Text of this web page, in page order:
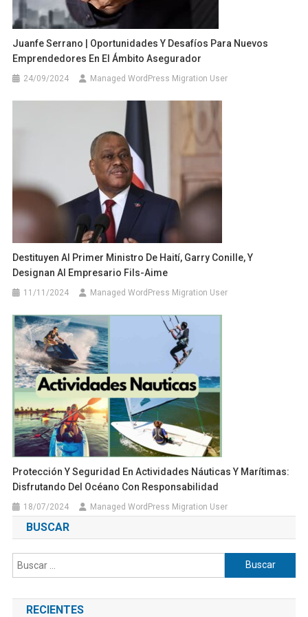
Juanfe Serrano | Oportunidades Y Desafíos Para Nuevos
Emprendedores En El Ámbito Asegurador
24/09/2024 Managed WordPress Migration User
Destituyen Al Primer Ministro De Haití, Garry Conille, Y
Designan Al Empresario Fils-Aime
11/11/2024 Managed WordPress Migration User
Protección Y Seguridad En Actividades Náuticas Y Marítimas:
Disfrutando Del Océano Con Responsabilidad
18/07/2024 Managed WordPress Migration User
BUSCAR
Buscar:
RECIENTES